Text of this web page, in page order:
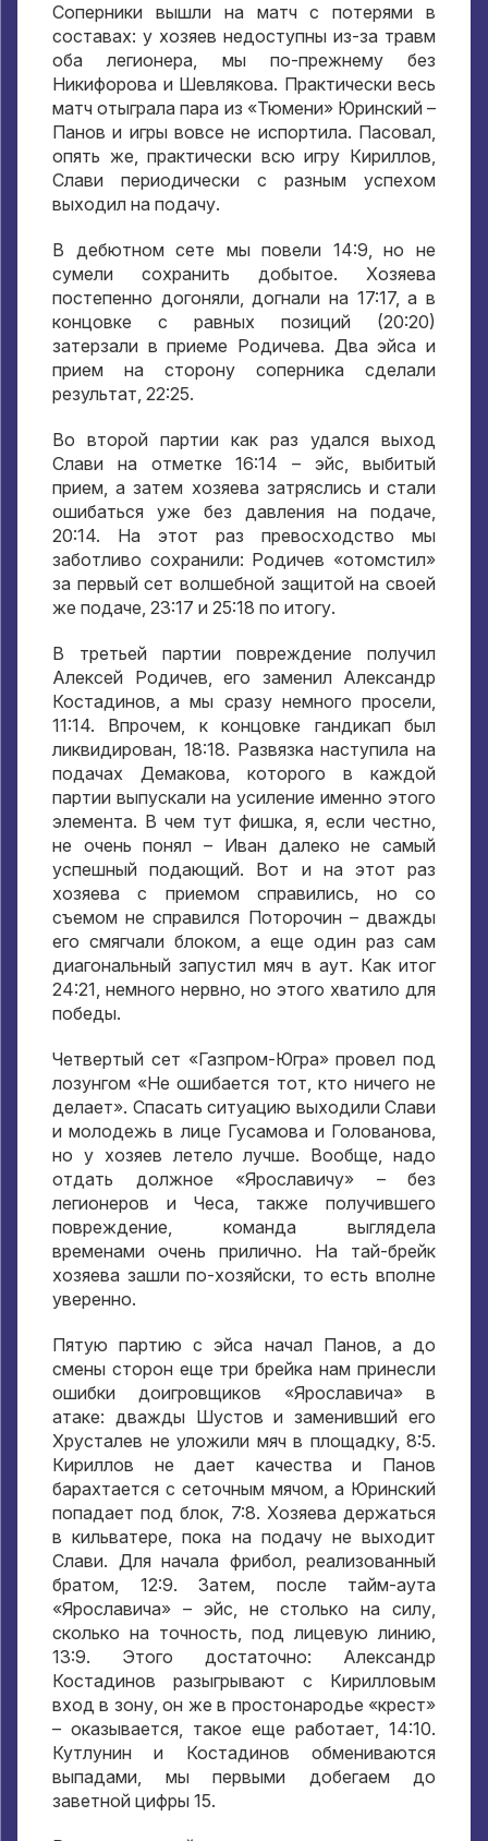
Соперники вышли на матч с потерями в
составах: у хозяев недоступны из-за травм
оба легионера, мы по-прежнему без
Никифорова и Шевлякова. Практически весь
матч отыграла пара из «Тюмени» Юринский –
Панов и игры вовсе не испортила. Пасовал,
опять же, практически всю игру Кириллов,
Слави периодически с разным успехом
выходил на подачу.
В дебютном сете мы повели 14:9, но не
сумели сохранить добытое. Хозяева
постепенно догоняли, догнали на 17:17, а в
концовке с равных позиций (20:20)
затерзали в приеме Родичева. Два эйса и
прием на сторону соперника сделали
результат, 22:25.
Во второй партии как раз удался выход
Слави на отметке 16:14 – эйс, выбитый
прием, а затем хозяева затряслись и стали
ошибаться уже без давления на подаче,
20:14. На этот раз превосходство мы
заботливо сохранили: Родичев «отомстил»
за первый сет волшебной защитой на своей
же подаче, 23:17 и 25:18 по итогу.
В третьей партии повреждение получил
Алексей Родичев, его заменил Александр
Костадинов, а мы сразу немного просели,
11:14. Впрочем, к концовке гандикап был
ликвидирован, 18:18. Развязка наступила на
подачах Демакова, которого в каждой
партии выпускали на усиление именно этого
элемента. В чем тут фишка, я, если честно,
не очень понял – Иван далеко не самый
успешный подающий. Вот и на этот раз
хозяева с приемом справились, но со
съемом не справился Поторочин – дважды
его смягчали блоком, а еще один раз сам
диагональный запустил мяч в аут. Как итог
24:21, немного нервно, но этого хватило для
победы.
Четвертый сет «Газпром-Югра» провел под
лозунгом «Не ошибается тот, кто ничего не
делает». Спасать ситуацию выходили Слави
и молодежь в лице Гусамова и Голованова,
но у хозяев летело лучше. Вообще, надо
отдать должное «Ярославичу» – без
легионеров и Чеса, также получившего
повреждение, команда выглядела
временами очень прилично. На тай-брейк
хозяева зашли по-хозяйски, то есть вполне
уверенно.
Пятую партию с эйса начал Панов, а до
смены сторон еще три брейка нам принесли
ошибки доигровщиков «Ярославича» в
атаке: дважды Шустов и заменивший его
Хрусталев не уложили мяч в площадку, 8:5.
Кириллов не дает качества и Панов
барахтается с сеточным мячом, а Юринский
попадает под блок, 7:8. Хозяева держаться
в кильватере, пока на подачу не выходит
Слави. Для начала фрибол, реализованный
братом, 12:9. Затем, после тайм-аута
«Ярославича» – эйс, не столько на силу,
сколько на точность, под лицевую линию,
13:9. Этого достаточно: Александр
Костадинов разыгрывают с Кирилловым
вход в зону, он же в простонародье «крест»
– оказывается, такое еще работает, 14:10.
Кутлунин и Костадинов обмениваются
выпадами, мы первыми добегаем до
заветной цифры 15.